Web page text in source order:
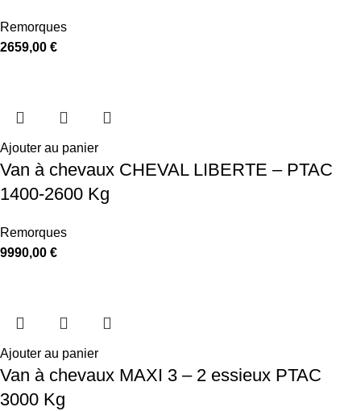
Remorques
2659,00 €
Ajouter au panier
Van à chevaux CHEVAL LIBERTE – PTAC
1400-2600 Kg
Remorques
9990,00 €
Ajouter au panier
Van à chevaux MAXI 3 – 2 essieux PTAC
3000 Kg